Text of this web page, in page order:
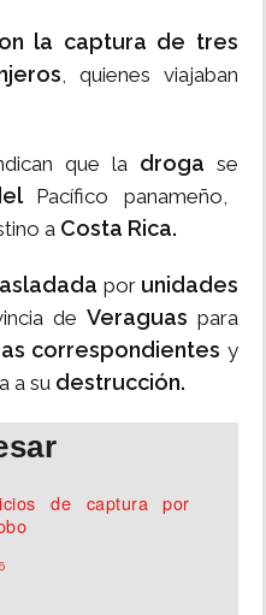
la captura de tres
, quienes viajaban
que la droga se
Pacífico panameño,
a Costa Rica.
por unidades
de Veraguas para
correspondientes y
a su destrucción.
de captura por